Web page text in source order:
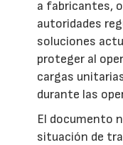
a fabricantes,
autoridades
soluciones
proteger al
cargas
durante las
El documento
situación de